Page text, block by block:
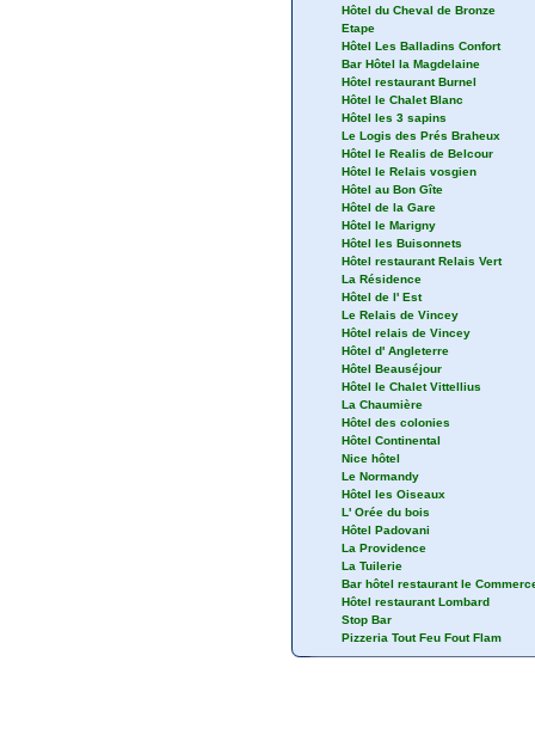
Hôtel du Cheval de Bronze
Etape
Hôtel Les Balladins Confort
Bar Hôtel la Magdelaine
Hôtel restaurant Burnel
Hôtel le Chalet Blanc
Hôtel les 3 sapins
Le Logis des Prés Braheux
Hôtel le Realis de Belcour
Hôtel le Relais vosgien
Hôtel au Bon Gîte
Hôtel de la Gare
Hôtel le Marigny
Hôtel les Buisonnets
Hôtel restaurant Relais Vert
La Résidence
Hôtel de l' Est
Le Relais de Vincey
Hôtel relais de Vincey
Hôtel d' Angleterre
Hôtel Beauséjour
Hôtel le Chalet Vittellius
La Chaumière
Hôtel des colonies
Hôtel Continental
Nice hôtel
Le Normandy
Hôtel les Oiseaux
L' Orée du bois
Hôtel Padovani
La Providence
La Tuilerie
Bar hôtel restaurant le
Hôtel restaurant Lombard
Stop Bar
Pizzeria Tout Feu Fout Flam